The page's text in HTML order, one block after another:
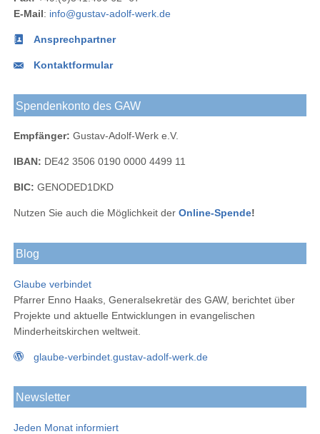
E-Mail: info@gustav-adolf-werk.de
Ansprechpartner
Kontaktformular
Spendenkonto des GAW
Empfänger: Gustav-Adolf-Werk e.V.
IBAN: DE42 3506 0190 0000 4499 11
BIC: GENODED1DKD
Nutzen Sie auch die Möglichkeit der Online-Spende!
Blog
Glaube verbindet
Pfarrer Enno Haaks, Generalsekretär des GAW, berichtet über
Projekte und aktuelle Entwicklungen in evangelischen
Minderheitskirchen weltweit.
glaube-verbindet.gustav-adolf-werk.de
Newsletter
Jeden Monat informiert